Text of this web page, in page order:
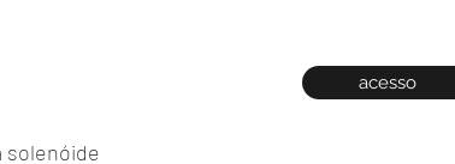
solenóide
acesso